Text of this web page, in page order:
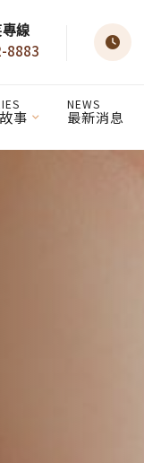
線
8883
事 最新消息
NEWS